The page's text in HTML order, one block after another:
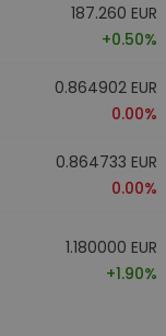
187.260 EUR
+0.50%
0.864902 EUR
0.00%
0.864733 EUR
0.00%
1.180000 EUR
+1.90%